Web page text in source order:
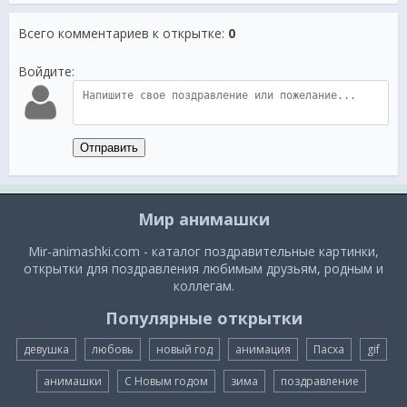
Всего комментариев к открытке: 0
Войдите:
Отправить
Мир анимашки
Mir-animashki.com - каталог поздравительные картинки,
открытки для поздравления любимым друзьям, родным и
коллегам.
Популярные открытки
девушка любовь новый год анимация Пасха gif
анимашки С Новым годом зима поздравление